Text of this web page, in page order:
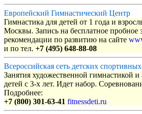
Европейский Гимнастический Центр
Гимнастика для детей от 1 года и
Москвы. Запись на бесплатное пробное
рекомендации по развитию на сайте
и по тел. +7 (495) 648-88-08
Всероссийская сеть детских
Занятия художественной гимнастикой и
детей с 3-х лет. Идет набор.
Подробнее:
+7 (800) 301-63-41 fitnessdeti.ru